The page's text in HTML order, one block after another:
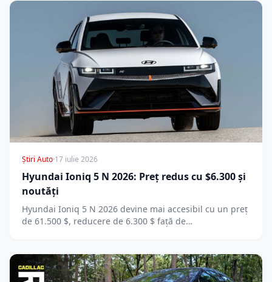
Știri Auto·17 iulie 2026
Hyundai Ioniq 5 N 2026: Preț redus cu $6.300 și
noutăți
Hyundai Ioniq 5 N 2026 devine mai accesibil cu un preț
de 61.500 $, reducere de 6.300 $ față de…